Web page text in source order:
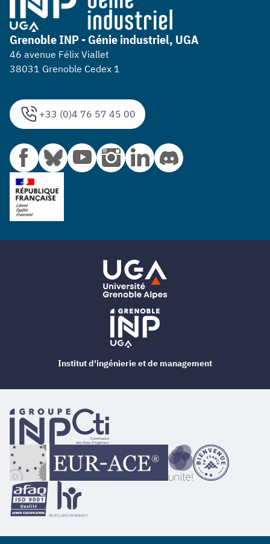
+33 (0)4 76 57 45 00
Grenoble INP - Génie industriel, UGA
46 avenue Félix Viallet
38031 Grenoble Cedex 1
Institut d'ingénierie et de management